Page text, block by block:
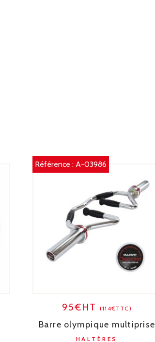
Référence : A-03986
95€HT (114€TTC)
Barre olympique multiprise
HALTÈRES